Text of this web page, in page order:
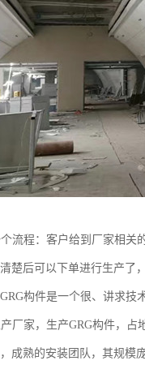
流程：客户给到厂家相关
楚后可以下单进行生产了
构件是一个很、讲求技
厂家，生产GRG构件，
成熟的安装团队，其规模